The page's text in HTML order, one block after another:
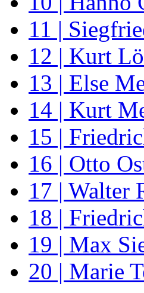
11 |
12 | Kurt
13 | Else
14 | Kurt
15 |
16 | Otto
17 | Walter
18 |
19 | Max
20 | Marie